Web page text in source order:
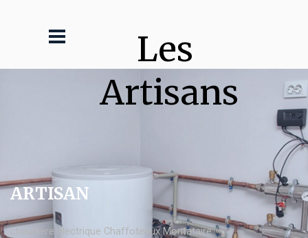
Les
Artisans
ARTISAN
chaudière électrique Chaffoteaux Montataire